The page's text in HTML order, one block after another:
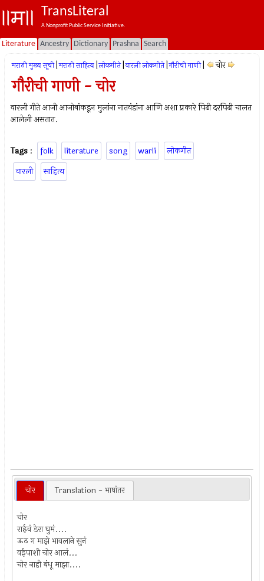
TransLiteral
A Nonprofit Public Service Initiative.
Literature Ancestry Dictionary Prashna Search
मराठी मुख्य सूची मराठी साहित्य लोकगीते वारली लोकगीते गौरीची गाणी चोर
गौरीची गाणी - चोर
वारली गीते आजी आजोबांकडून मुलांना नातवंडांना आणि अशा प्रकारे पिढी दरपिढी चालत
आलेली असतात.
Tags : folk literature song warli
लोकगीत
वारली
साहित्य
चोर Translation - भाषांतर
चोर
राईवं डेरा घुमं....
ऊठ ग माझे भावलाने सुनं
वईपाशी चोर आलं...
चोर नाही बंधू माझा....